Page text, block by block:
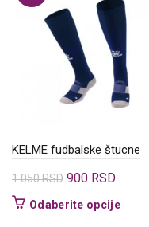
KELME fudbalske štucne
1.050RSD Originalna
cena
900 RSD
Odaberite opcijeOvaj